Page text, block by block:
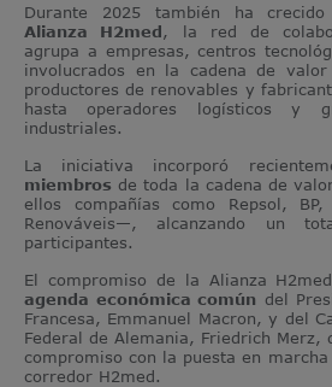
Durante 2025 también ha
Alianza H2med, la red de
agrupa a empresas, centros
involucrados en la cadena de
productores de renovables y
hasta operadores logísticos y
industriales.
La iniciativa incorporó
miembros de toda la cadena de
ellos compañías como Repsol, BP,
Renováveis—, alcanzando un
participantes.
El compromiso de la Alianza
agenda económica común del
Francesa, Emmanuel Macron, y del
Federal de Alemania, Friedrich Merz,
compromiso con la puesta en
corredor H2med.